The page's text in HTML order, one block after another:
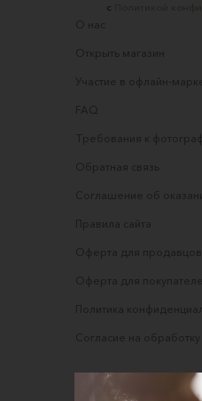
с
О нас
Открыть магазин
Участие в офлайн-
FAQ
Требования к
Обратная связь
Соглашение об
Правила сайта
Оферта для продавцов
Оферта для
Политика
Согласие на